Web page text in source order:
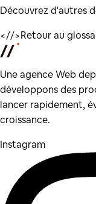
Découvrez d'autres
<//>Retour au
Une agence Web
développons des
lancer rapidement,
croissance.
Instagram